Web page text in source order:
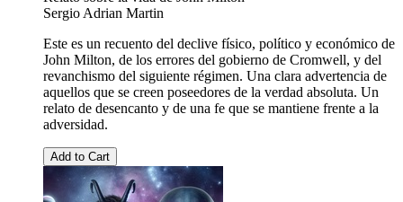
Sergio Adrian Martin
Este es un recuento del declive físico, político y económico de
John Milton, de los errores del gobierno de Cromwell, y del
revanchismo del siguiente régimen. Una clara advertencia de
aquellos que se creen poseedores de la verdad absoluta. Un
relato de desencanto y de una fe que se mantiene frente a la
adversidad.
Add to Cart